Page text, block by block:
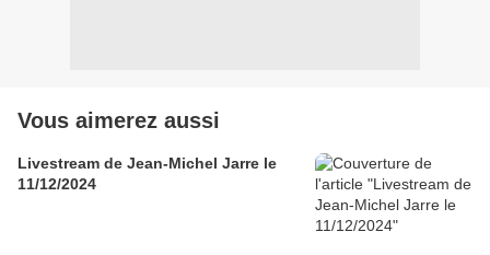
Vous aimerez aussi
Livestream de Jean-Michel Jarre le
11/12/2024